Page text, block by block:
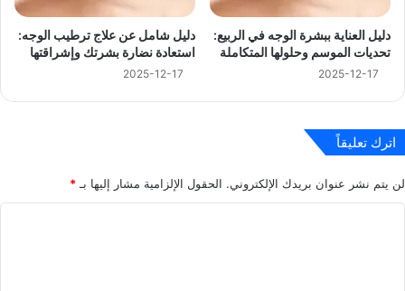
دليل العناية ببشرة الوجه في الربيع:
تحديات الموسم وحلولها المتكاملة
2025-12-17
دليل شامل عن علاج ترطيب الوجه:
استعادة نضارة بشرتك وإشراقتها
2025-12-17
اترك تعليقاً
لن يتم نشر عنوان بريدك الإلكتروني. الحقول الإلزامية مشار إليها بـ *